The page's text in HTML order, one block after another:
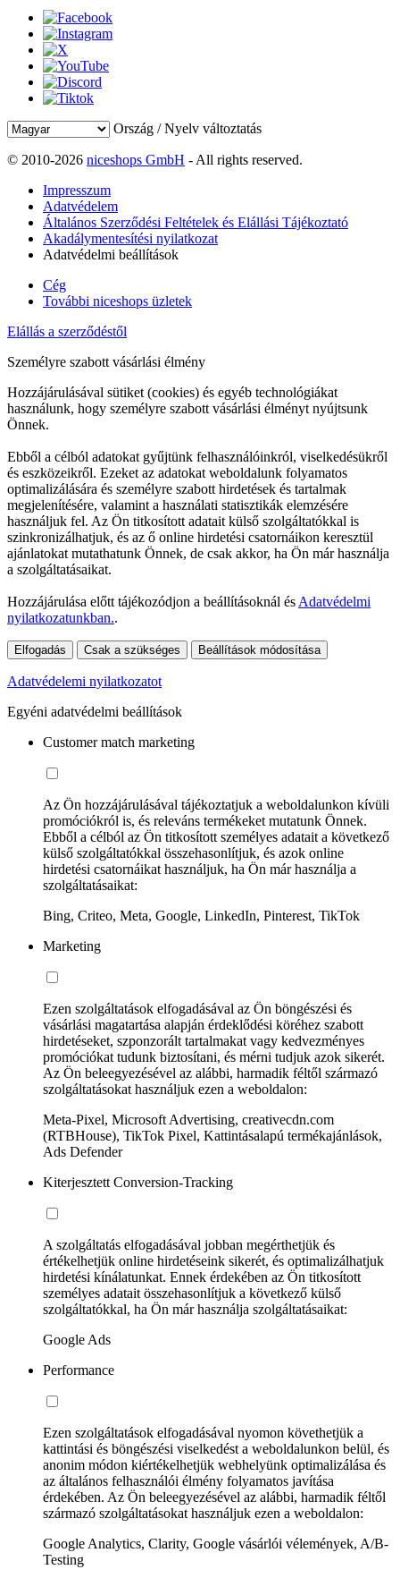
Ország / Nyelv változtatás
© 2010-2026 niceshops GmbH - All rights reserved.
Impresszum
Adatvédelem
Általános Szerződési Feltételek és Elállási Tájékoztató
Akadálymentesítési nyilatkozat
Adatvédelmi beállítások
Cég
További niceshops üzletek
Elállás a szerződéstől
Személyre szabott vásárlási élmény
Hozzájárulásával sütiket (cookies) és egyéb technológiákat
használunk, hogy személyre szabott vásárlási élményt nyújtsunk
Önnek.
Ebből a célból adatokat gyűjtünk felhasználóinkról, viselkedésükről
és eszközeikről. Ezeket az adatokat weboldalunk folyamatos
optimalizálására és személyre szabott hirdetések és tartalmak
megjelenítésére, valamint a használati statisztikák elemzésére
használjuk fel. Az Ön titkosított adatait külső szolgáltatókkal is
szinkronizálhatjuk, és az ő online hirdetési csatornáikon keresztül
ajánlatokat mutathatunk Önnek, de csak akkor, ha Ön már használja
a szolgáltatásaikat.
Hozzájárulása előtt tájékozódjon a beállításoknál és Adatvédelmi
nyilatkozatunkban..
Elfogadás Csak a szükséges Beállítások módosítása
Adatvédelemi nyilatkozatot
Egyéni adatvédelmi beállítások
Customer match marketing
Az Ön hozzájárulásával tájékoztatjuk a weboldalunkon kívüli
promóciókról is, és releváns termékeket mutatunk Önnek.
Ebből a célból az Ön titkosított személyes adatait a következő
külső szolgáltatókkal összehasonlítjuk, és azok online
hirdetési csatornáikat használjuk, ha Ön már használja a
szolgáltatásaikat:
Bing, Criteo, Meta, Google, LinkedIn, Pinterest, TikTok
Marketing
Ezen szolgáltatások elfogadásával az Ön böngészési és
vásárlási magatartása alapján érdeklődési köréhez szabott
hirdetéseket, szponzorált tartalmakat vagy kedvezményes
promóciókat tudunk biztosítani, és mérni tudjuk azok sikerét.
Az Ön beleegyezésével az alábbi, harmadik féltől származó
szolgáltatásokat használjuk ezen a weboldalon:
Meta-Pixel, Microsoft Advertising, creativecdn.com
(RTBHouse), TikTok Pixel, Kattintásalapú termékajánlások,
Ads Defender
Kiterjesztett Conversion-Tracking
A szolgáltatás elfogadásával jobban megérthetjük és
értékelhetjük online hirdetéseink sikerét, és optimalizálhatjuk
hirdetési kínálatunkat. Ennek érdekében az Ön titkosított
személyes adatait összehasonlítjuk a következő külső
szolgáltatókkal, ha Ön már használja szolgáltatásaikat:
Google Ads
Performance
Ezen szolgáltatások elfogadásával nyomon követhetjük a
kattintási és böngészési viselkedést a weboldalunkon belül, és
anonim módon kiértékelhetjük webhelyünk optimalizálása és
az általános felhasználói élmény folyamatos javítása
érdekében. Az Ön beleegyezésével az alábbi, harmadik féltől
származó szolgáltatásokat használjuk ezen a weboldalon:
Google Analytics, Clarity, Google vásárlói vélemények, A/B-
Testing